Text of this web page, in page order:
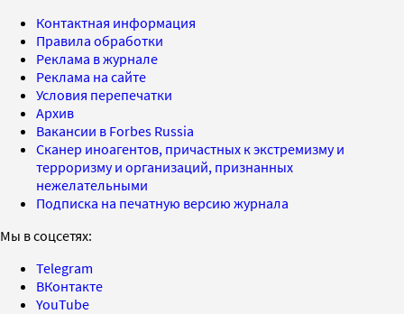
Контактная информация
Правила обработки
Реклама в журнале
Реклама на сайте
Условия перепечатки
Архив
Вакансии в Forbes Russia
Сканер иноагентов, причастных к экстремизму и
терроризму и организаций, признанных
нежелательными
Подписка на печатную версию журнала
Мы в соцсетях:
Telegram
ВКонтакте
YouTube